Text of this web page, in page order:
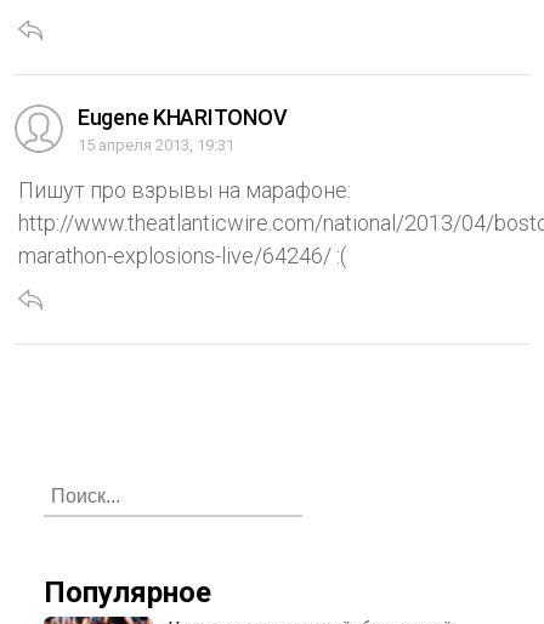
Eugene KHARITONOV
15 апреля 2013, 19:31
Пишут про взрывы на марафоне:
http://www.theatlanticwire.com/national/2013/04/
marathon-explosions-live/64246/ :(
Популярное